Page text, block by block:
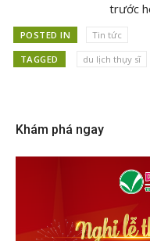
trước
POSTED IN Tin tức
TAGGED du lịch thụy sĩ
Khám phá ngay